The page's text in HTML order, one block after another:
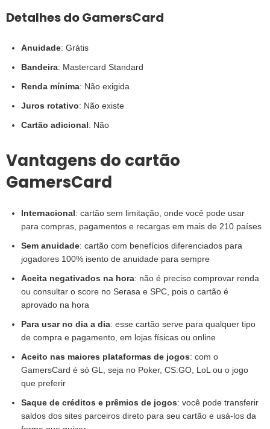
Detalhes do GamersCard
Anuidade: Grátis
Bandeira: Mastercard Standard
Renda mínima: Não exigida
Juros rotativo: Não existe
Cartão adicional: Não
Vantagens do cartão
GamersCard
Internacional: cartão sem limitação, onde você pode usar
para compras, pagamentos e recargas em mais de 210 países
Sem anuidade: cartão com benefícios diferenciados para
jogadores 100% isento de anuidade para sempre
Aceita negativados na hora: não é preciso comprovar renda
ou consultar o score no Serasa e SPC, pois o cartão é
aprovado na hora
Para usar no dia a dia: esse cartão serve para qualquer tipo
de compra e pagamento, em lojas físicas ou online
Aceito nas maiores plataformas de jogos: com o
GamersCard é só GL, seja no Poker, CS:GO, LoL ou o jogo
que preferir
Saque de créditos e prêmios de jogos: você pode transferir
saldos dos sites parceiros direto para seu cartão e usá-los da